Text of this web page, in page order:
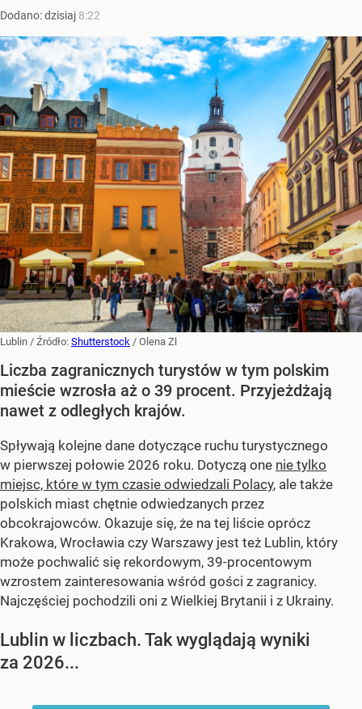
Dodano:dzisiaj 8:22
Lublin / Źródło: Shutterstock / Olena Zl
Liczba zagranicznych turystów w tym polskim
mieście wzrosła aż o 39 procent. Przyjeżdżają
nawet z odległych krajów.
Spływają kolejne dane dotyczące ruchu turystycznego
w pierwszej połowie 2026 roku. Dotyczą one nie tylko
miejsc, które w tym czasie odwiedzali Polacy, ale także
polskich miast chętnie odwiedzanych przez
obcokrajowców. Okazuje się, że na tej liście oprócz
Krakowa, Wrocławia czy Warszawy jest też Lublin, który
może pochwalić się rekordowym, 39-procentowym
wzrostem zainteresowania wśród gości z zagranicy.
Najczęściej pochodzili oni z Wielkiej Brytanii i z Ukrainy.
Lublin w liczbach. Tak wyglądają wyniki
za 2026...